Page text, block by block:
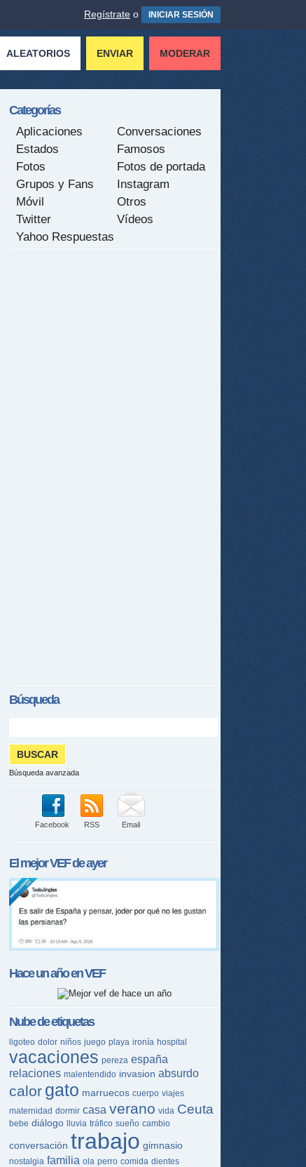
Regístrate o INICIAR SESIÓN
ALEATORIOS ENVIAR MODERAR
Categorías
Aplicaciones
Conversaciones
Estados
Famosos
Fotos
Fotos de portada
Grupos y Fans
Instagram
Móvil
Otros
Twitter
Vídeos
Yahoo Respuestas
Búsqueda
Búsqueda avanzada
Facebook RSS Email
El mejorVEFde ayer
Hace un año enVEF
Nube de etiquetas
ligoteo dolor niños juego playa ironía hospital
vacaciones pereza españa
relaciones malentendido invasion absurdo
calor gato marruecos cuerpo viajes
maternidad dormir casa verano vida Ceuta
bebe diálogo lluvia tráfico sueño cambio
conversación trabajo gimnasio
nostalgia familia ola perro comida dientes